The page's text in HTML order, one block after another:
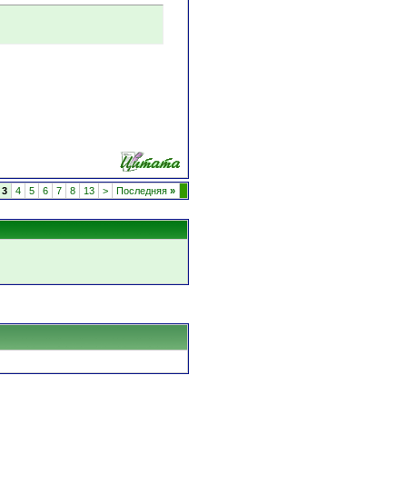
3 4 5 6 7 8 13 > Последняя »